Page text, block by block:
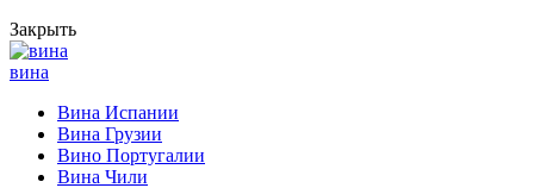
Закрыть
вина
Вина Испании
Вина Грузии
Вино Португалии
Вина Чили